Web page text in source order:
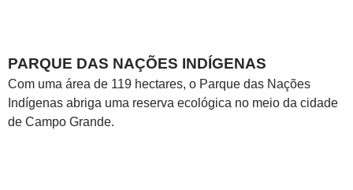
PARQUE DAS NAÇÕES INDÍGENAS
Com uma área de 119 hectares, o Parque das Nações
Indígenas abriga uma reserva ecológica no meio da cidade
de Campo Grande.